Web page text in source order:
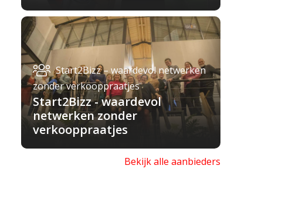
Start2Bizz – waardevol netwerken
zonder verkooppraatjes
Start2Bizz - waardevol
netwerken zonder
verkooppraatjes
Bekijk alle aanbieders